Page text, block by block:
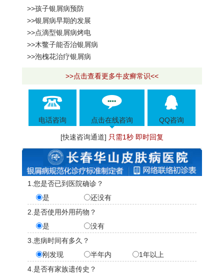
>>孩子银屑病预防
>>银屑病早期的发展
>>点滴型银屑病烤电
>>木鳖子能否治银屑病
>>泡槐花治疗银屑病
>>点击查看更多牛皮癣常识<<
电话咨询 点击在线咨询 QQ咨询
[快速咨询通道] 只需1秒 即时回复
1.您是否已到医院确诊？
是
还没有
2.是否使用外用药物？
是
没有
3.患病时间有多久？
刚发现
半年内
1年以上
4.是否有家族遗传史？